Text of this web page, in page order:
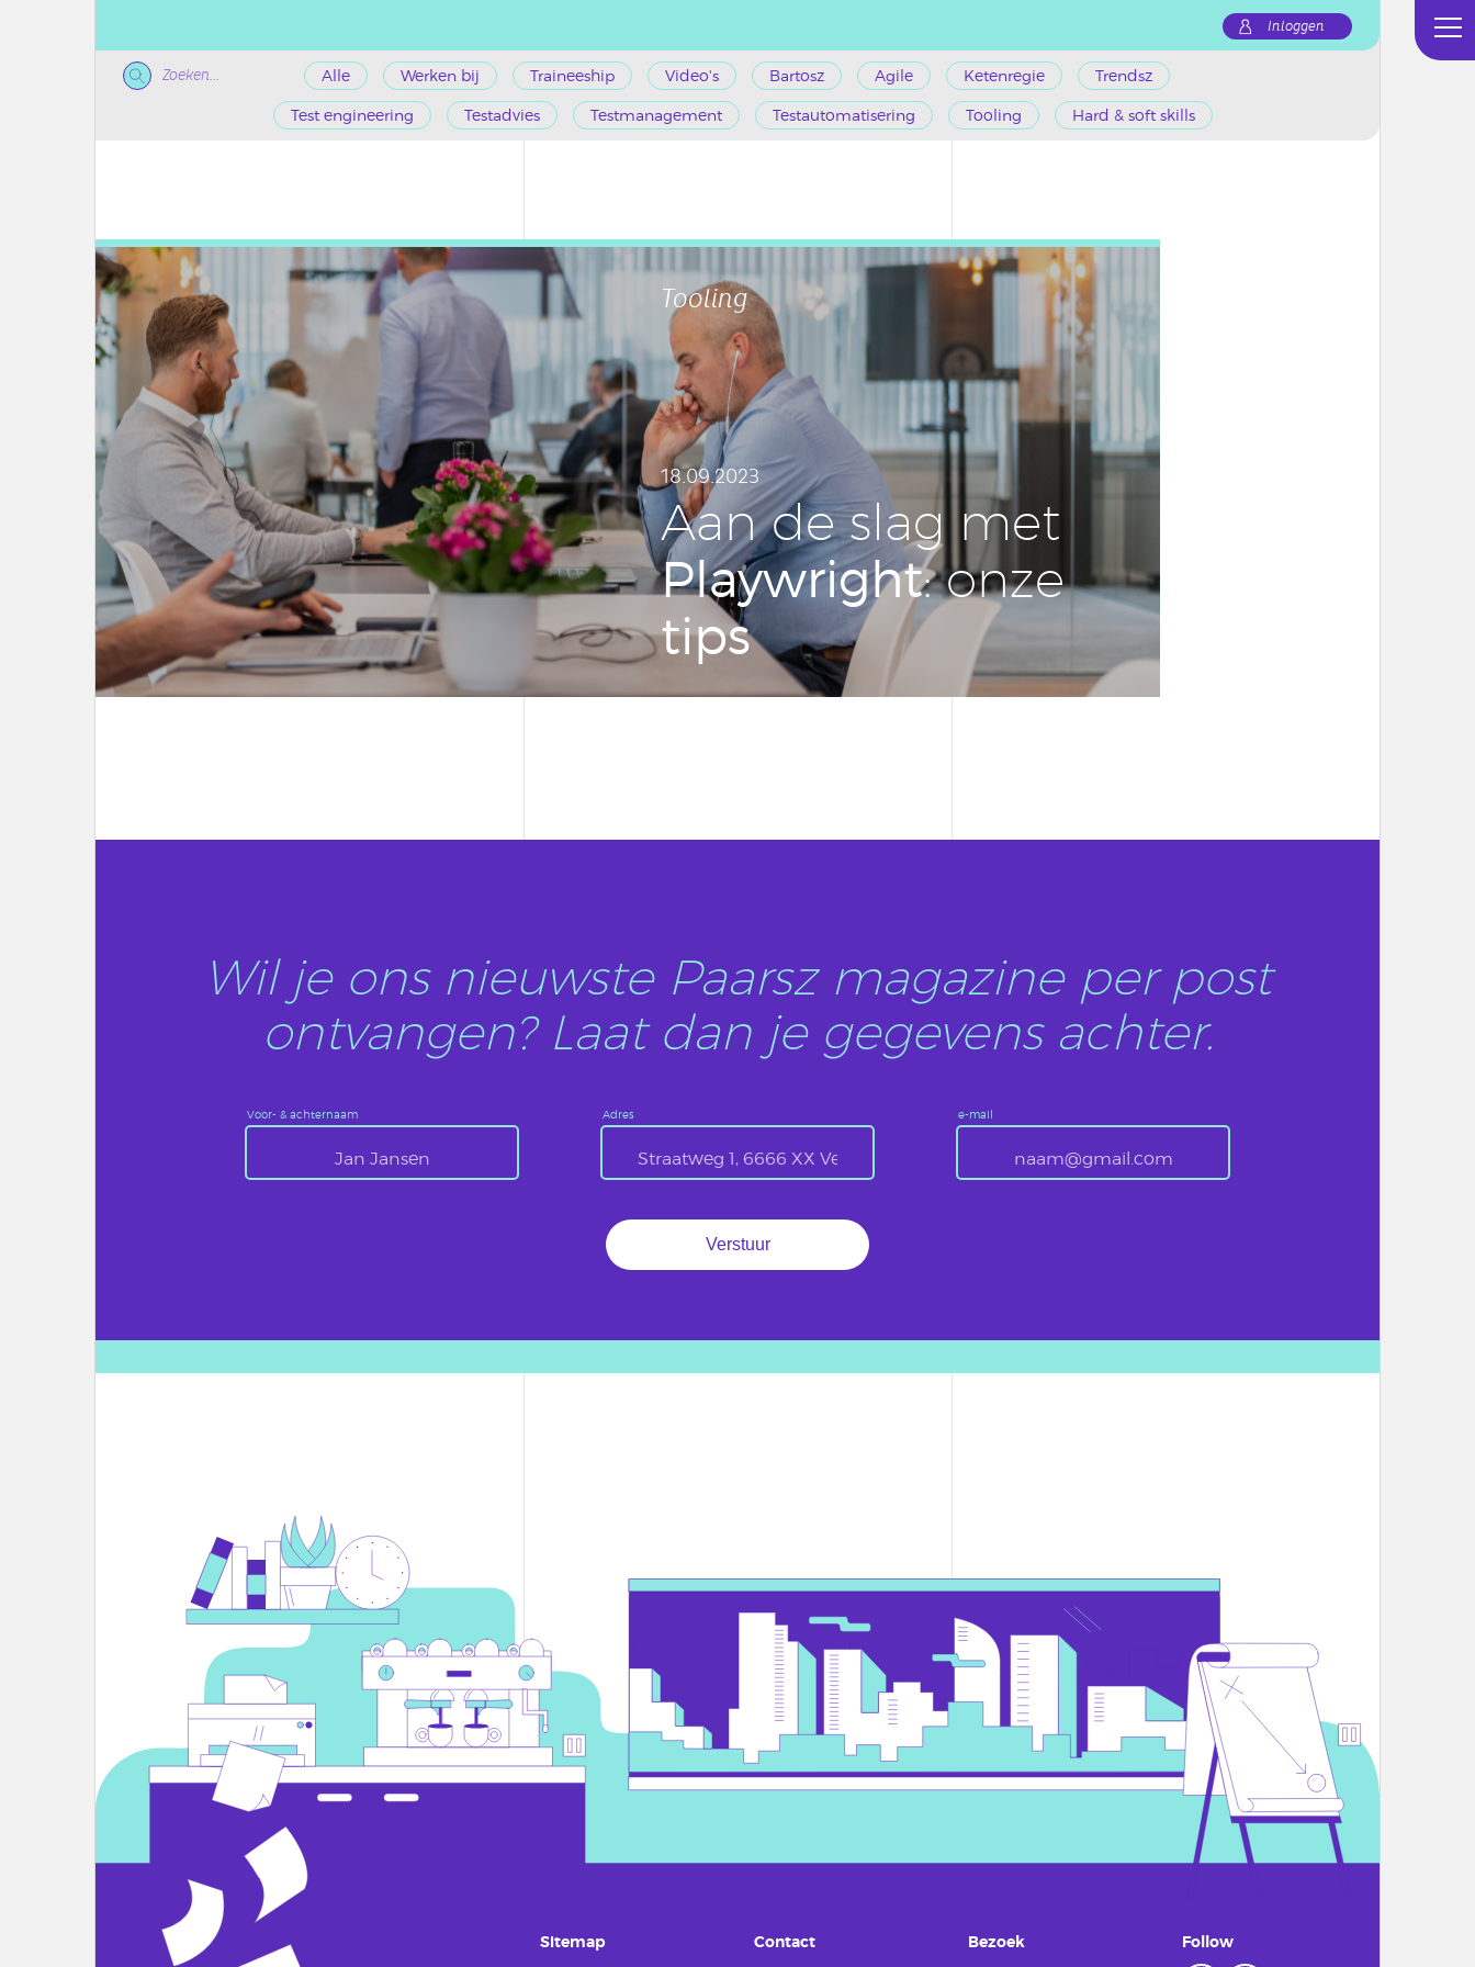
Inloggen
Zoeken... Alle Werken bij Traineeship Video's Bartosz Agile Ketenregie Trendsz
Test engineering Testadvies Testmanagement Testautomatisering Tooling Hard & soft skills
Tooling
18.09.2023
Aan de slag met
Play­wright: onze
tips
Wil je ons nieuwste Paarsz magazine per post
ontvangen? Laat dan je gegevens achter.
Voor- & achternaam Adres e-mail
Sitemap Contact Bezoek Follow